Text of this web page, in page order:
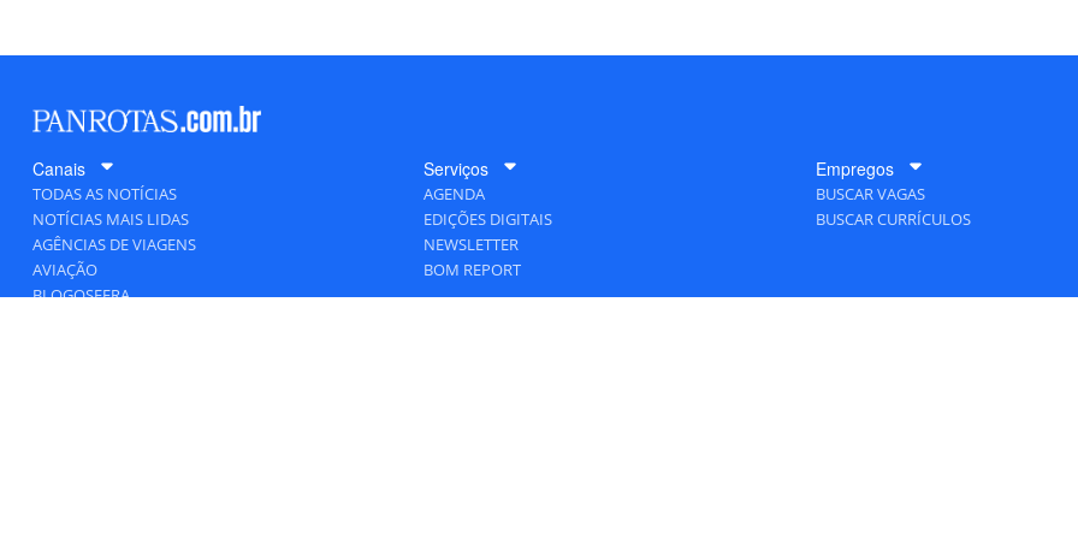
Canais
TODAS AS NOTÍCIAS
NOTÍCIAS MAIS LIDAS
AGÊNCIAS DE VIAGENS
AVIAÇÃO
BLOGOSFERA
Serviços
AGENDA
EDIÇÕES DIGITAIS
NEWSLETTER
BOM REPORT
Empregos
BUSCAR VAGAS
BUSCAR CURRÍCULOS